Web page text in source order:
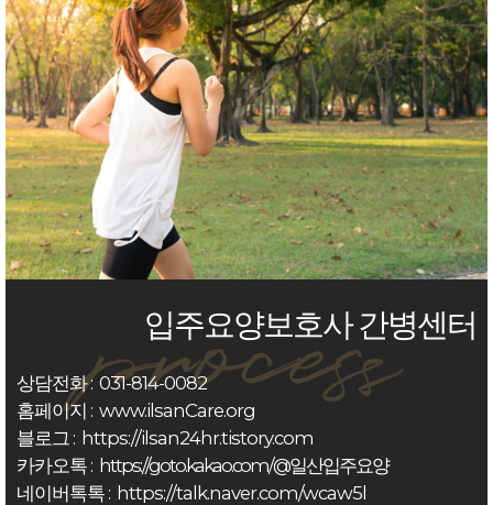
입주요양보호사 간병센터
상담전화 :031-814-0082
홈페이지 :www.ilsanCare.org
블로그 : https://ilsan24hr.tistory.com
카카오톡 : https://goto.kakao.com/@일산입주요양
네이버톡톡 : https://talk.naver.com/wcaw5l